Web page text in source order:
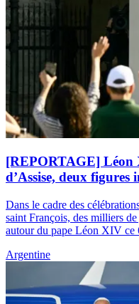
[REPORTAGE] Léon
d’Assise, deux figures
Dans le cadre des
saint François, des milliers de
autour du pape Léon XIV ce
Argentine